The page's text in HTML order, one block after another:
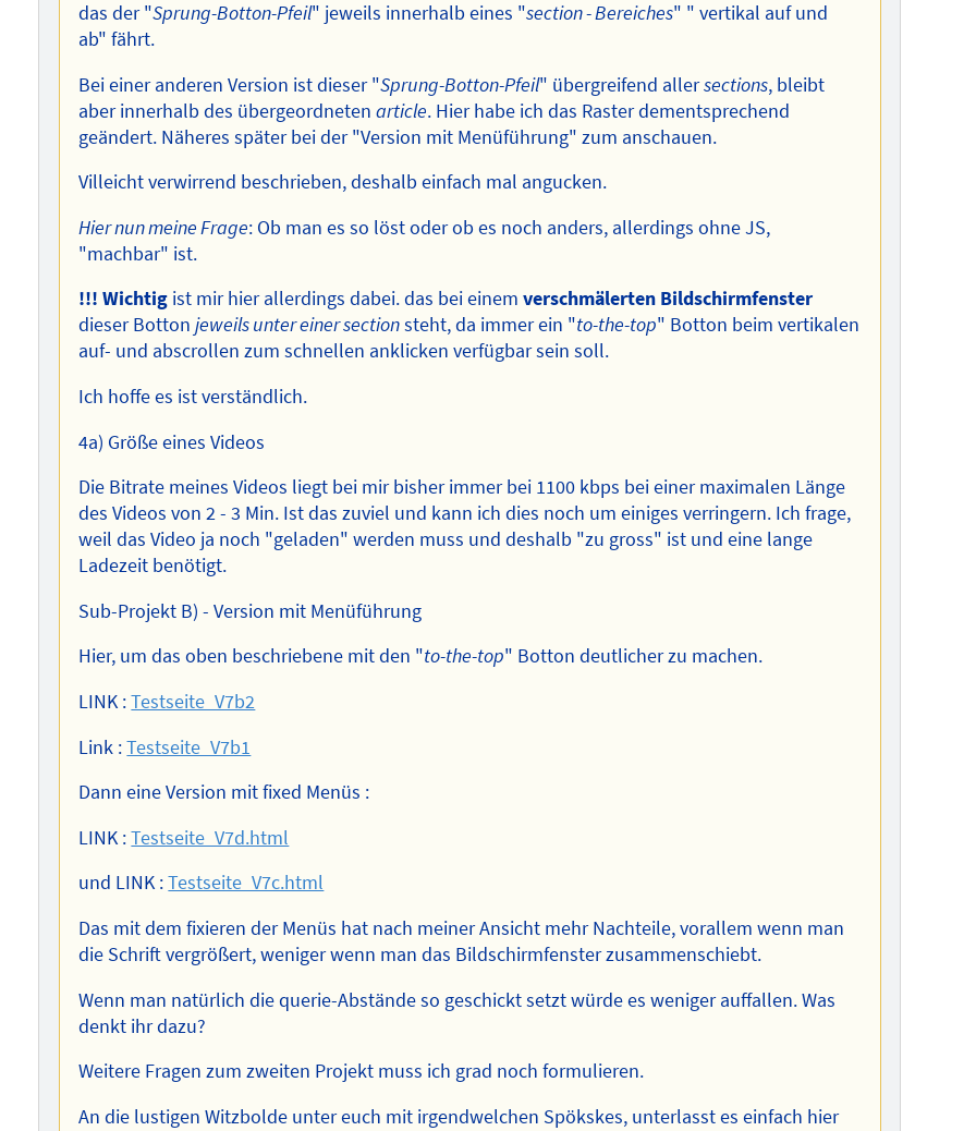
das der "Sprung-Botton-Pfeil" jeweils innerhalb eines "section - Bereiches" " vertikal auf und
ab" fährt.
Bei einer anderen Version ist dieser "Sprung-Botton-Pfeil" übergreifend allersections, bleibt
aber innerhalb des übergeordnetenarticle. Hier habe ich das Raster dementsprechend
geändert. Näheres später bei der "Version mit Menüführung" zum anschauen.
Villeicht verwirrend beschrieben, deshalb einfach mal angucken.
Hier nun meine Frage: Ob man es so löst oder ob es noch anders, allerdings ohne JS,
"machbar" ist.
!!! Wichtig ist mir hier allerdings dabei. das bei einemverschmälerten Bildschirmfenster
dieser Bottonjeweils unter einer sectionsteht, da immer ein "to-the-top" Botton beim vertikalen
auf- und abscrollen zum schnellen anklicken verfügbar sein soll.
Ich hoffe es ist verständlich.
4a) Größe eines Videos
Die Bitrate meines Videos liegt bei mir bisher immer bei 1100 kbps bei einer maximalen Länge
des Videos von 2 - 3 Min. Ist das zuviel und kann ich dies noch um einiges verringern. Ich frage,
weil das Video ja noch "geladen" werden muss und deshalb "zu gross" ist und eine lange
Ladezeit benötigt.
Sub-Projekt B) - Version mit Menüführung
Hier, um das oben beschriebene mit den "to-the-top" Botton deutlicher zu machen.
LINK :Testseite_V7b2
Link :Testseite_V7b1
Dann eine Version mit fixed Menüs :
LINK :Testseite_V7d.html
und LINK :Testseite_V7c.html
Das mit dem fixieren der Menüs hat nach meiner Ansicht mehr Nachteile, vorallem wenn man
die Schrift vergrößert, weniger wenn man das Bildschirmfenster zusammenschiebt.
Wenn man natürlich die querie-Abstände so geschickt setzt würde es weniger auffallen. Was
denkt ihr dazu?
Weitere Fragen zum zweiten Projekt muss ich grad noch formulieren.
An die lustigen Witzbolde unter euch mit irgendwelchen Spökskes, unterlasst es einfach hier